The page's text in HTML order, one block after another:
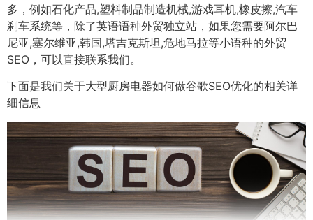
多，例如石化产品,塑料制品制造机械,游戏耳机,橡皮擦,汽车
刹车系统等，除了英语语种外贸独立站，如果您需要阿尔巴
尼亚,塞尔维亚,韩国,塔吉克斯坦,危地马拉等小语种的外贸
SEO，可以直接联系我们。
下面是我们关于大型厨房电器如何做谷歌SEO优化的相关详
细信息